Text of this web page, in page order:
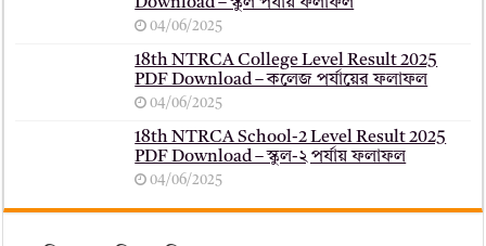
04/06/2025
18th NTRCA College Level Result 2025
PDF Download – কলেজ পর্যায়ের ফলাফল
04/06/2025
18th NTRCA School-2 Level Result 2025
PDF Download – স্কুল-২ পর্যায় ফলাফল
04/06/2025